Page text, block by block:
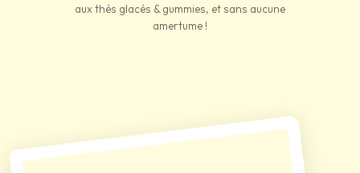
aux thés glacés & gummies, et sans aucune
amertume !